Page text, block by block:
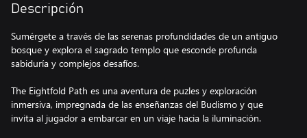
Descripción
Sumérgete a través de las serenas profundidades de un antiguo
bosque y explora el sagrado templo que esconde profunda
sabiduría y complejos desafíos.
The Eightfold Path es una aventura de puzles y exploración
inmersiva, impregnada de las enseñanzas del Budismo y que
invita al jugador a embarcar en un viaje hacia la iluminación.